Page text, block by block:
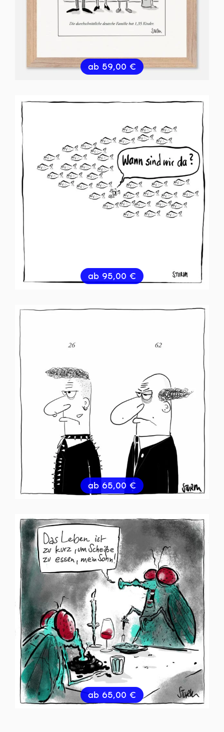
ab 59,00 €
ab 95,00 €
ab 65,00 €
ab 65,00 €